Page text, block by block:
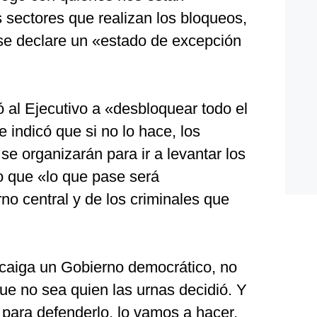
que realizan los bloqueos,
declare un «estado de excepción
al Ejecutivo a «desbloquear todo el
indicó que si no lo hace, los
organizarán para ir a levantar los
que «lo que pase será
central y de los criminales que
un Gobierno democrático, no
no sea quien las urnas decidió. Y
defenderlo, lo vamos a hacer.